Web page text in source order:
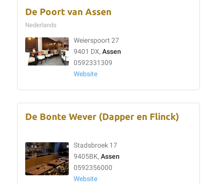
De Poort van Assen
Nederlands
Weierspoort 27
9401 DX, Assen
0592331309
Website
De Bonte Wever (Dapper en Flinck)
Stadsbroek 17
9405BK, Assen
0592356000
Website